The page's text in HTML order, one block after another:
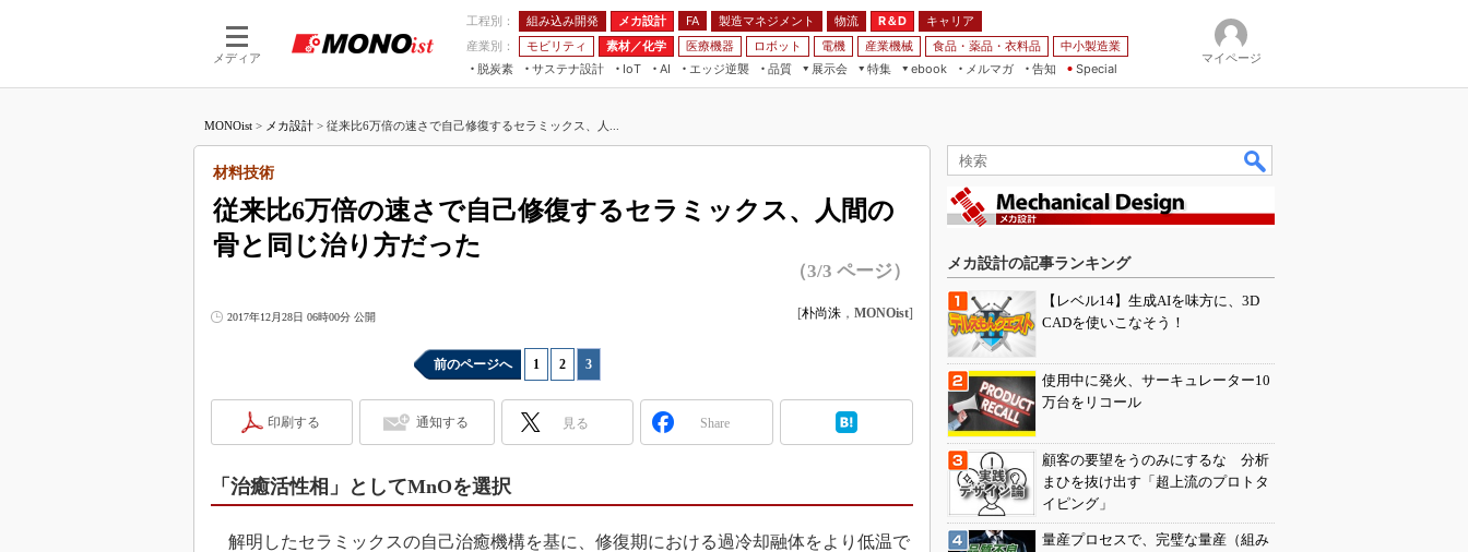
メディア
工程別： 組み込み開発 メカ設計 FA 製造マネジメント 物流 R＆D
キャリア
産業別：
モビリティ 素材／化学 医療機器 ロボット 電機 産業機械 食品・薬品・衣料品
中小製造業
脱炭素
サステナ設計
IoT
つながる工場
AI
AI×設備保全
エッジ逆襲 品質
展示会
JIMTOF
IIFES
スマート工場EXPO
日本ものづくりワールド
産業オープンネット展
特集
ISO26262
デジタルツインとCAE
ebook
メルマガ
告知 Special
マイページ
MONOist > メカ設計 > 従来比6万倍の速さで自己修復するセラミックス、人...
従来比6万倍の速さで自己修復するセラミックス、人間の
骨と同じ治り方だった
材料技術
（3/3 ページ）
2017年12月28日 06時00分 公開 [朴尚洙 ， MONOist]
前のページへ 1 2 3
印刷する 通知する 見る Share
「治癒活性相」としてMnOを選択
解明したセラミックスの自己治癒機構を基に、修復期における過冷却融体をより低温で
メカ設計の記事ランキング
【レベル14】生成AIを味方に、3D
CADを使いこなそう！
使用中に発火、サーキュレーター10
万台をリコール
顧客の要望をうのみにするな 分析
まひを抜け出す「超上流のプロトタ
イピング」
量産プロセスで、完璧な量産（組み